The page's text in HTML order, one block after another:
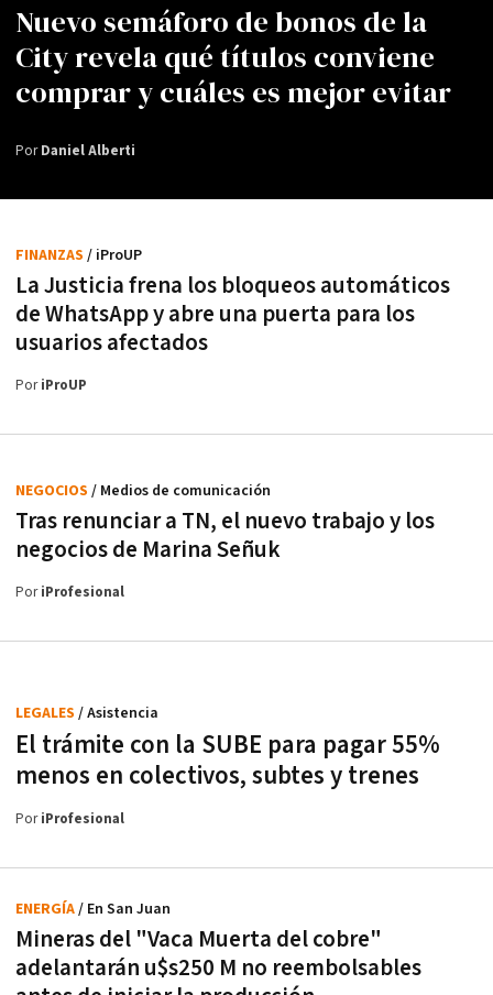
Nuevo semáforo de bonos de la
City revela qué títulos conviene
comprar y cuáles es mejor evitar
PorDaniel Alberti
La Justicia frena los bloqueos automáticos
de WhatsApp y abre una puerta para los
usuarios afectados
FINANZAS / iProUP
PoriProUP
Tras renunciar a TN, el nuevo trabajo y los
negocios de Marina Señuk
NEGOCIOS / Medios de comunicación
PoriProfesional
El trámite con la SUBE para pagar 55%
menos en colectivos, subtes y trenes
LEGALES / Asistencia
PoriProfesional
Mineras del "Vaca Muerta del cobre"
adelantarán u$s250 M no reembolsables
ENERGÍA/ En San Juan